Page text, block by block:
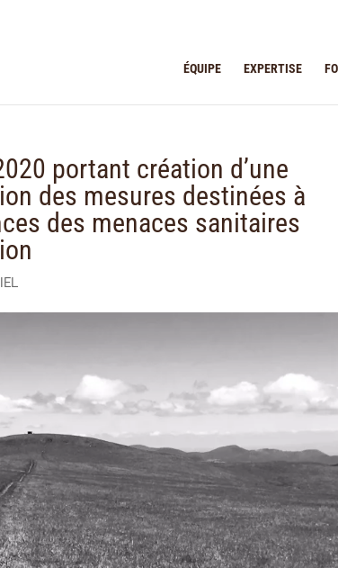
ÉQUIPE EXPERTISE
portant création d’une
des mesures destinées à
des menaces sanitaires